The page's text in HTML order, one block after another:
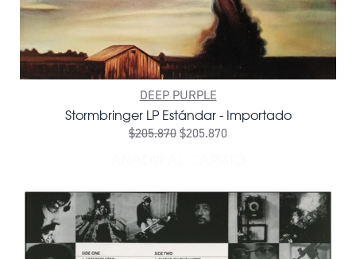
DEEP PURPLE
Stormbringer LP Estándar - Importado
$205.870$205.870